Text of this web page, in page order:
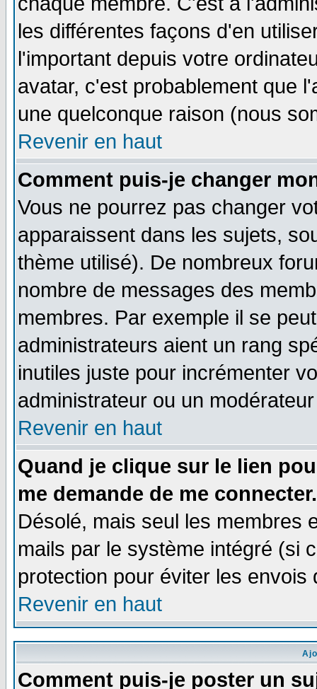
les différentes façons d'en
l'important depuis votre
avatar, c'est probablement que
une quelconque raison (nous
Revenir en haut
Comment puis-je changer
Vous ne pourrez pas changer
apparaissent dans les sujets,
thème utilisé). De nombreux
nombre de messages des
membres. Par exemple il se
administrateurs aient un rang
inutiles juste pour incrémenter
administrateur ou un
Revenir en haut
Quand je clique sur le lien
me demande de me connecter.
Désolé, mais seul les membres
mails par le système intégré (si
protection pour éviter les
Revenir en haut
Comment puis-je poster un